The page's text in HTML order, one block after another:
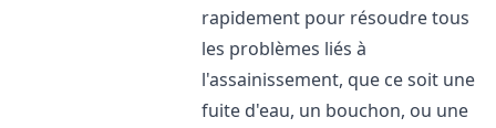
rapidement pour résoudre tous
les problèmes liés à
l'assainissement, que ce soit une
fuite d'eau, un bouchon, ou une